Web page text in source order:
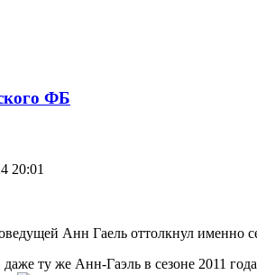
ФБ
20:01
Анн Гаель оттолкнул именно
ту же Анн-Гаэль в сезоне 2011